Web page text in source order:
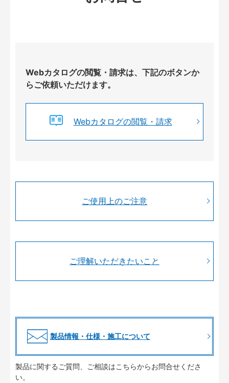
Webカタログの閲覧・請求は、下記のボタンか
らご依頼いただけます。
Webカタログの閲覧・請求
ご使用上のご注意
ご理解いただきたいこと
製品情報・仕様・施工について
製品に関するご質問、ご相談はこちらからお問合せくださ
い。